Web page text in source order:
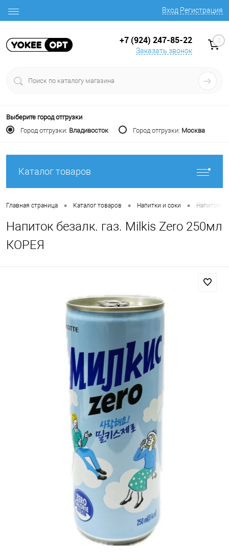
Вход Регистрация
+7 (924) 247-85-22
Заказать звонок
0
Выберите город отгрузки
Город отгрузки: Владивосток Город отгрузки: Москва
Каталог товаров
Главная страница • Каталог товаров • Напитки и соки • Напиток
Напиток безалк. газ. Milkis Zero 250мл
КОРЕЯ